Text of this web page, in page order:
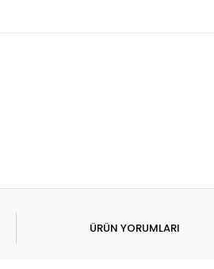
ÜRÜN YORUMLARI